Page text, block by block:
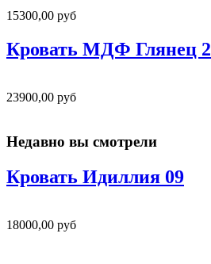
15300,00 руб
Кровать МДФ Глянец 2
23900,00 руб
Недавно вы смотрели
Кровать Идиллия 09
18000,00 руб